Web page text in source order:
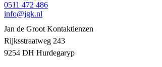
0511 472 486
info@jgk.nl
Jan de Groot Kontaktlenzen
Rijksstraatweg 243
9254 DH Hurdegaryp